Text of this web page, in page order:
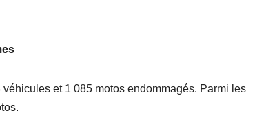
et 1 085 motos endommagés. Parmi les